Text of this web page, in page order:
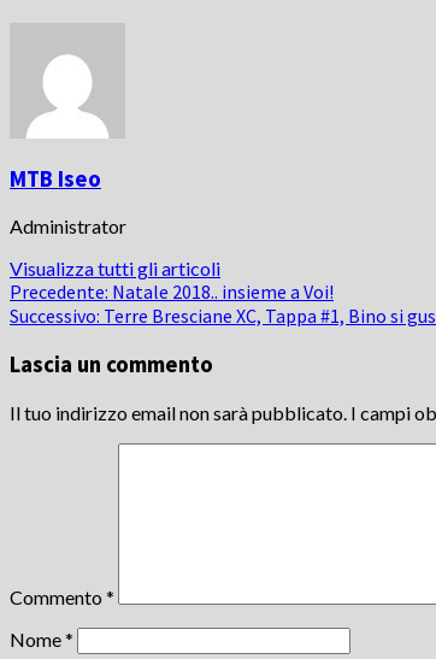
MTB Iseo
Administrator
Visualizza tutti gli articoli
Navigazione
articolo
Precedente: Natale 2018.. insieme a Voi!
Successivo: Terre Bresciane XC, Tappa #1, Bino si
Lascia un commento
Il tuo indirizzo email non sarà pubblicato. I campi
Commento *
Nome*